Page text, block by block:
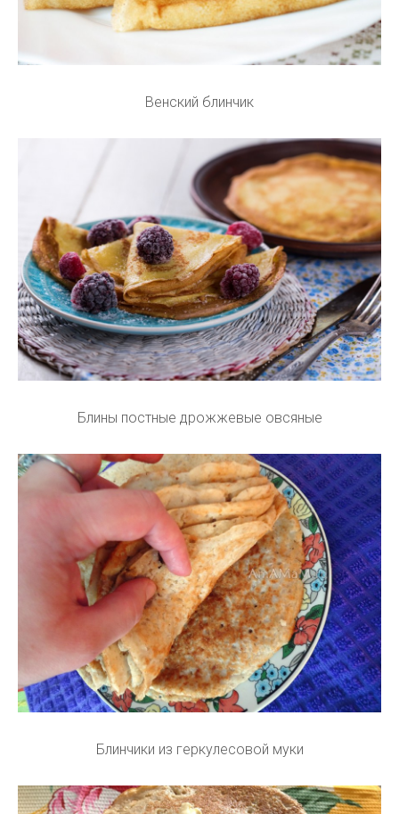
Венский блинчик
Блины постные дрожжевые овсяные
Блинчики из геркулесовой муки